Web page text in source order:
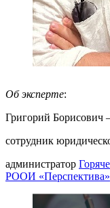
Об эксперте:
Григорий Борисович
сотрудник
администратор
РООИ «Перспектива»